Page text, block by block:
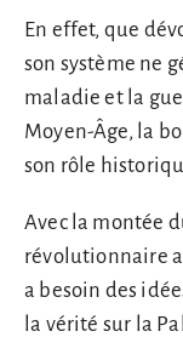
En effet, que
son système ne
maladie et la
Moyen-Âge, la
son rôle
Avec la montée
révolutionnaire a
a besoin des
la vérité sur la